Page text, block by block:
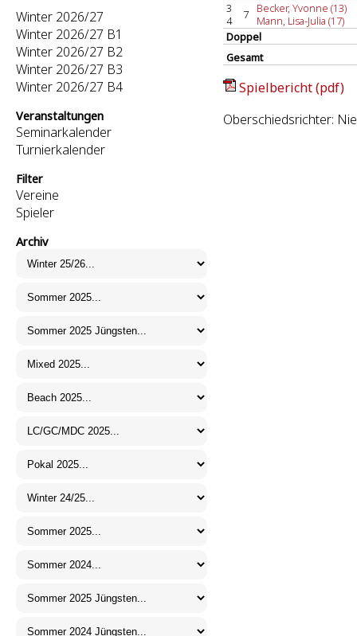
Winter 2026/27
Winter 2026/27 B1
Winter 2026/27 B2
Winter 2026/27 B3
Winter 2026/27 B4
Veranstaltungen
Seminarkalender
Turnierkalender
Filter
Vereine
Spieler
Archiv
3
4
7
Becker, Yvonne (13)
Mann, Lisa-Julia (17)
Doppel
Gesamt
Spielbericht (pdf)
Oberschiedsrichter: